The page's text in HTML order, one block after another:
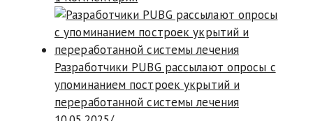
Разработчики PUBG рассылают опросы с
упоминанием построек укрытий и
переработанной системы лечения